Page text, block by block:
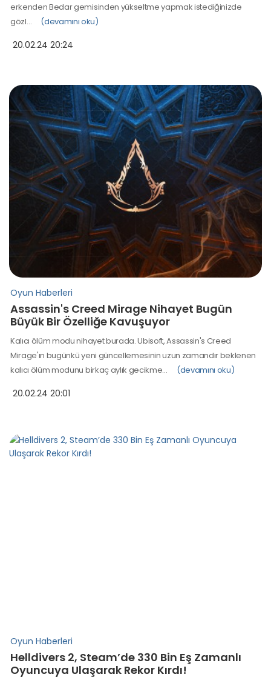
erkenden Bedar gemisinden yükseltme yapmak istediğinizde
gözl…
(devamını oku)
20.02.24 20:24
Oyun Haberleri
Assassin's Creed Mirage Nihayet Bugün
Büyük Bir Özelliğe Kavuşuyor
Kalıcı ölüm modu nihayet burada. Ubisoft, Assassin's Creed
Mirage'ın bugünkü yeni güncellemesinin uzun zamandır beklenen
kalıcı ölüm modunu birkaç aylık gecikme…
(devamını oku)
20.02.24 20:01
Oyun Haberleri
Helldivers 2, Steam’de 330 Bin Eş Zamanlı
Oyuncuya Ulaşarak Rekor Kırdı!